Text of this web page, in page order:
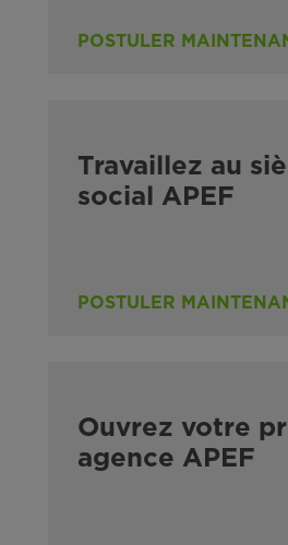
POSTULER
Travaillez au
social APEF
POSTULER
Ouvrez votre
agence APEF